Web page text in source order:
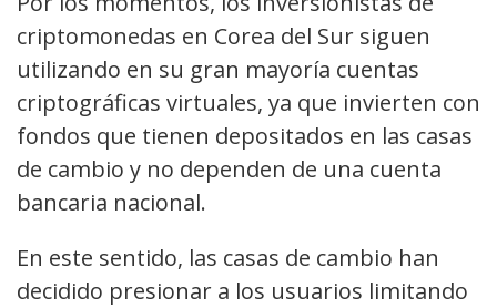
criptomonedas en Corea del Sur siguen
utilizando en su gran mayoría cuentas
criptográficas virtuales, ya que invierten con
fondos que tienen depositados en las casas
de cambio y no dependen de una cuenta
bancaria nacional.
En este sentido, las casas de cambio han
decidido presionar a los usuarios limitando